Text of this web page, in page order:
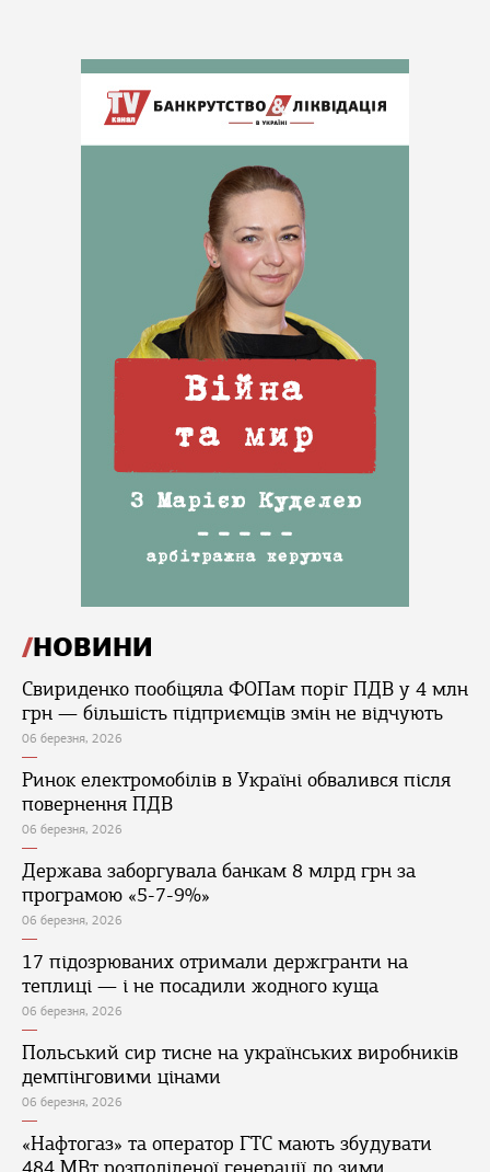
НОВИНИ
Свириденко пообіцяла ФОПам поріг ПДВ у 4 млн
грн — більшість підприємців змін не відчують
06 березня, 2026
Ринок електромобілів в Україні обвалився після
повернення ПДВ
06 березня, 2026
Держава заборгувала банкам 8 млрд грн за
програмою «5-7-9%»
06 березня, 2026
17 підозрюваних отримали держгранти на
теплиці — і не посадили жодного куща
06 березня, 2026
Польський сир тисне на українських виробників
демпінговими цінами
06 березня, 2026
«Нафтогаз» та оператор ГТС мають збудувати